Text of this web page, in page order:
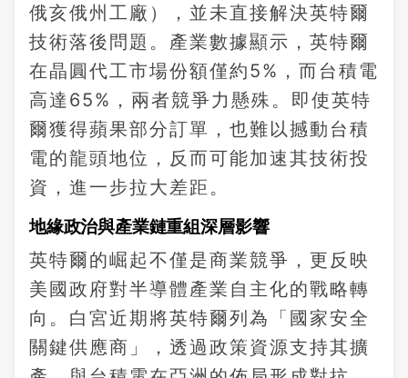
俄亥俄州工廠），並未直接解決英特爾
技術落後問題。產業數據顯示，英特爾
在晶圓代工市場份額僅約5%，而台積電
高達65%，兩者競爭力懸殊。即使英特
爾獲得蘋果部分訂單，也難以撼動台積
電的龍頭地位，反而可能加速其技術投
資，進一步拉大差距。
地緣政治與產業鏈重組深層影響
英特爾的崛起不僅是商業競爭，更反映
美國政府對半導體產業自主化的戰略轉
向。白宮近期將英特爾列為「國家安全
關鍵供應商」，透過政策資源支持其擴